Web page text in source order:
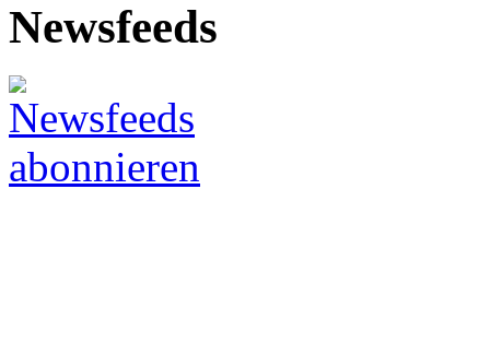
Newsfeeds